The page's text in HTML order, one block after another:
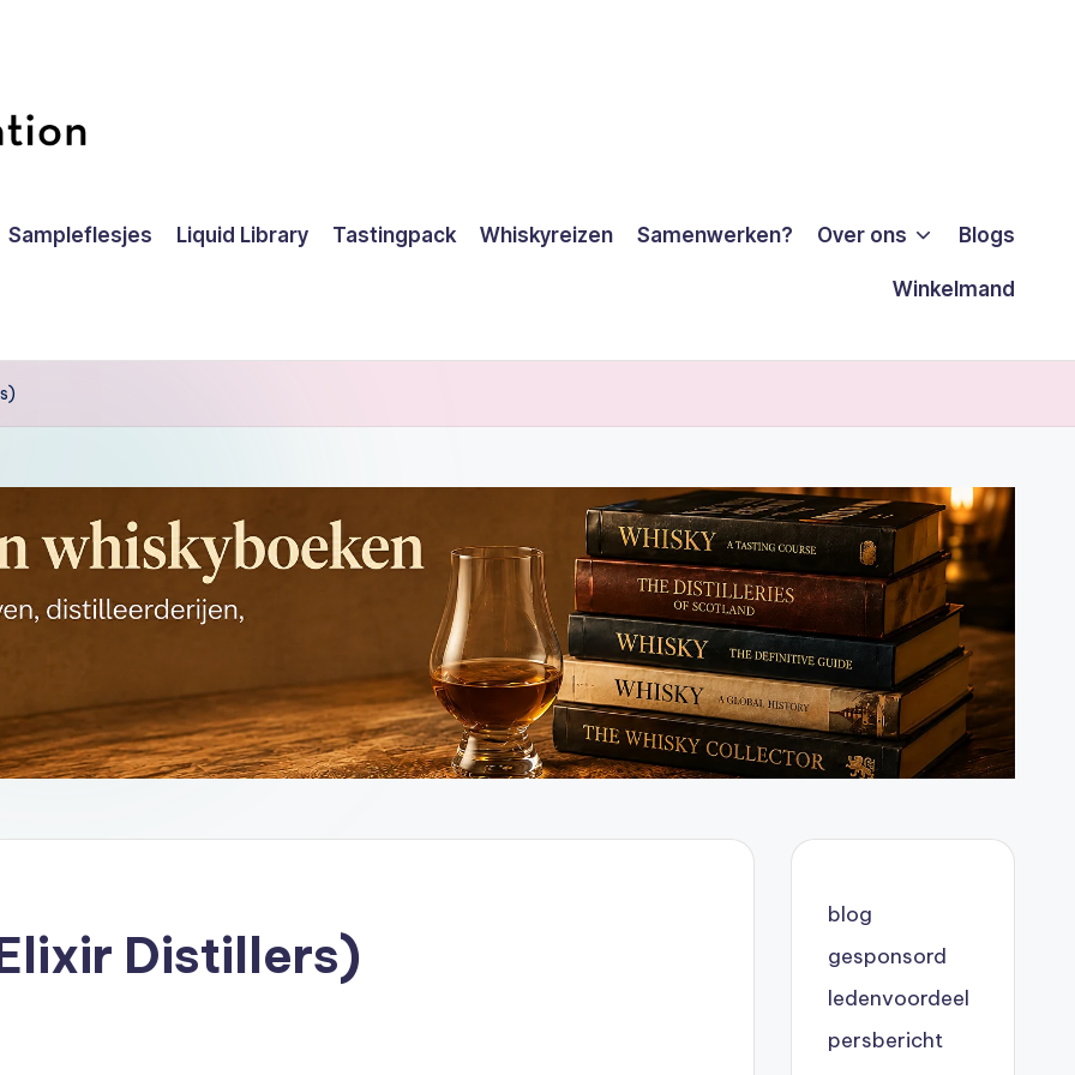
Sampleflesjes Liquid Library Tastingpack Whiskyreizen Samenwerken? Over ons Blogs
Winkelmand
Distillers)
blog
gesponsord
ledenvoordeel
persbericht